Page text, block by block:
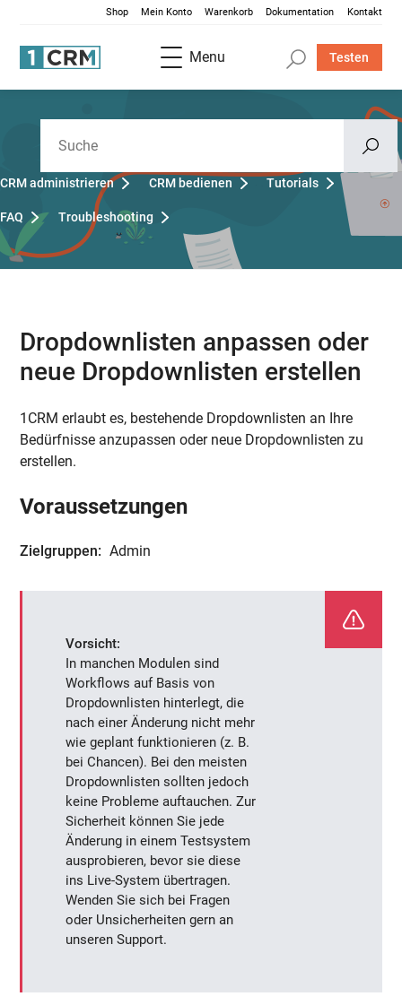
Shop Mein Konto Warenkorb Dokumentation Kontakt
Menu Testen
CRM administrieren CRM bedienen Tutorials
FAQ Troubleshooting
Dropdownlisten anpassen oder
neue Dropdownlisten erstellen
1CRM erlaubt es, bestehende Dropdownlisten an Ihre
Bedürfnisse anzupassen oder neue Dropdownlisten zu
erstellen.
Voraussetzungen
Zielgruppen: Admin
Vorsicht:
In manchen Modulen sind
Workflows auf Basis von
Dropdownlisten hinterlegt, die
nach einer Änderung nicht mehr
wie geplant funktionieren (z. B.
bei Chancen). Bei den meisten
Dropdownlisten sollten jedoch
keine Probleme auftauchen. Zur
Sicherheit können Sie jede
Änderung in einem Testsystem
ausprobieren, bevor sie diese
ins Live-System übertragen.
Wenden Sie sich bei Fragen
oder Unsicherheiten gern an
unseren Support.